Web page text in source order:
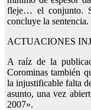
fleje… el conjunto.
concluye la sentencia.
ACTUACIONES
A raíz de la
Corominas también
la injustificable falta
asunto, una vez
2007».